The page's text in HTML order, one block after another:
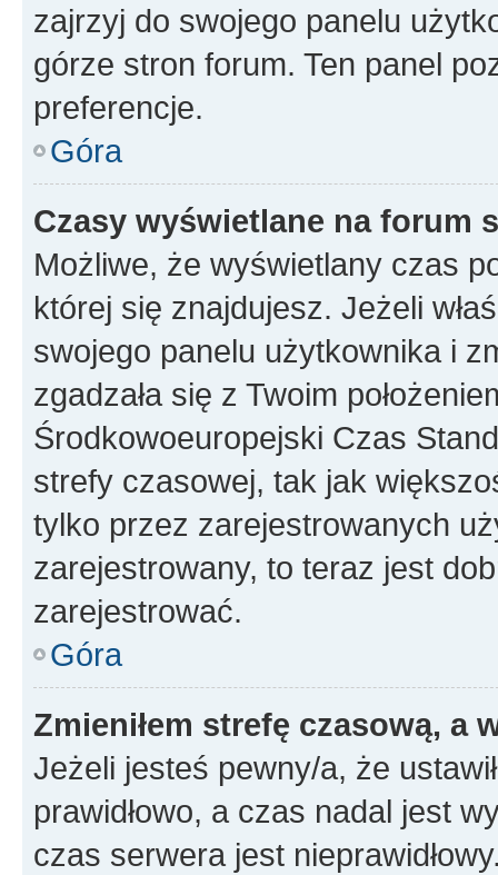
zajrzyj do swojego panelu
górze stron forum. Ten panel
preferencje.
Góra
Czasy wyświetlane na forum
Możliwe, że wyświetlany czas
której się znajdujesz. Jeżeli
swojego panelu użytkownika i
zgadzała się z Twoim
Środkowoeuropejski Czas
strefy czasowej, tak jak
tylko przez zarejestrowanych
zarejestrowany, to teraz jest
zarejestrować.
Góra
Zmieniłem strefę czasową, a
Jeżeli jesteś pewny/a, że
prawidłowo, a czas nadal jest
czas serwera jest